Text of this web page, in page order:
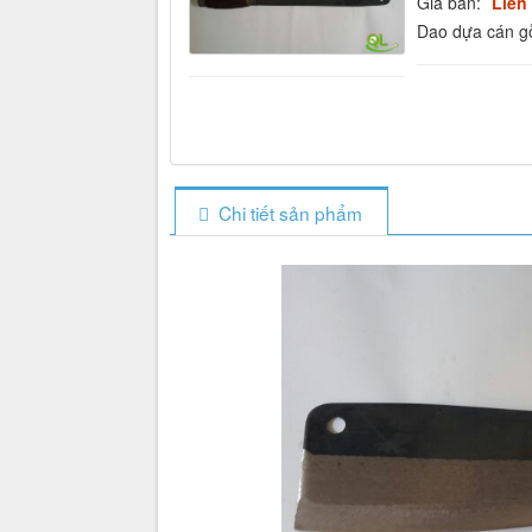
Dao dựa cán
Chi tiết sản phẩm